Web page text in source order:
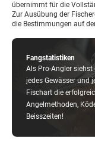
Fangstatistiken
Als Pro-Angler siehst
jedes Gewässer und
Fischart die
Angelmethoden,
Beisszeiten!
übernimmt für die
Zur Ausübung der
die Bestimmungen auf